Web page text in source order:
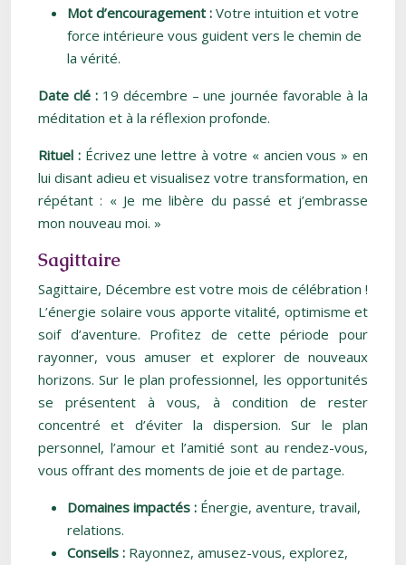
Mot d’encouragement : Votre intuition et votre
force intérieure vous guident vers le chemin de
la vérité.
Date clé : 19 décembre – une journée favorable à la
méditation et à la réflexion profonde.
Rituel : Écrivez une lettre à votre « ancien vous » en
lui disant adieu et visualisez votre transformation, en
répétant : « Je me libère du passé et j’embrasse
mon nouveau moi. »
Sagittaire
Sagittaire, Décembre est votre mois de célébration !
L’énergie solaire vous apporte vitalité, optimisme et
soif d’aventure. Profitez de cette période pour
rayonner, vous amuser et explorer de nouveaux
horizons. Sur le plan professionnel, les opportunités
se présentent à vous, à condition de rester
concentré et d’éviter la dispersion. Sur le plan
personnel, l’amour et l’amitié sont au rendez-vous,
vous offrant des moments de joie et de partage.
Domaines impactés : Énergie, aventure, travail,
relations.
Conseils : Rayonnez, amusez-vous, explorez,